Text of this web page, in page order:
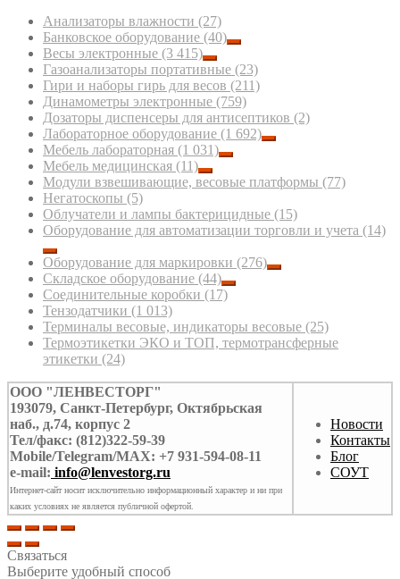
Анализаторы влажности (27)
Банковское оборудование (40)
Весы электронные (3 415)
Газоанализаторы портативные (23)
Гири и наборы гирь для весов (211)
Динамометры электронные (759)
Дозаторы диспенсеры для антисептиков (2)
Лабораторное оборудование (1 692)
Мебель лабораторная (1 031)
Мебель медицинская (11)
Модули взвешивающие, весовые платформы (77)
Негатоскопы (5)
Облучатели и лампы бактерицидные (15)
Оборудование для автоматизации торговли и учета (14)
Оборудование для маркировки (276)
Складское оборудование (44)
Соединительные коробки (17)
Тензодатчики (1 013)
Терминалы весовые, индикаторы весовые (25)
Термоэтикетки ЭКО и ТОП, термотрансферные
этикетки (24)
ООО "ЛЕНВЕСТОРГ"
193079, Санкт-Петербург, Октябрьская
наб., д.74, корпус 2
Тел/факс: (812)322-59-39
Mobile/Telegram/MAX: +7 931-594-08-11
e-mail: info@lenvestorg.ru
Интернет-сайт носит исключительно информационный характер и ни при
каких условиях не является публичной офертой.
Новости
Контакты
Блог
СОУТ
Связаться
Выберите удобный способ